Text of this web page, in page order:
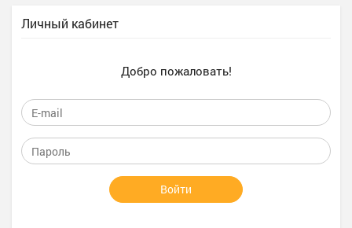
Личный кабинет
Добро пожаловать!
Войти